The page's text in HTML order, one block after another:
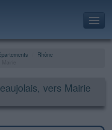
Rhône
vers Mairie